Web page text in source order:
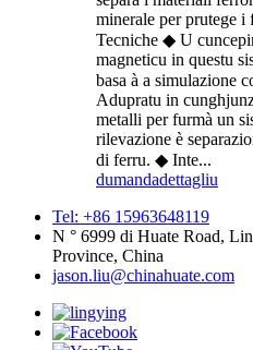
minerale per prutege i
Tecniche ◆ U
magneticu in questu
basa à a simulazione
Adupratu in
metalli per furmà un
rilevazione è
di ferru. ◆ Inte...
dumandadettagliu
Tel: +86 15963648119
N ° 6999 di Huate Road,
Province, China
jason.liu@chinahuate.com